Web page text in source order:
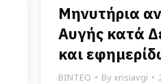
Μηνυτήρια
Αυγής κατά
και
ΒΙΝΤΕΟ Byxrisiavgi